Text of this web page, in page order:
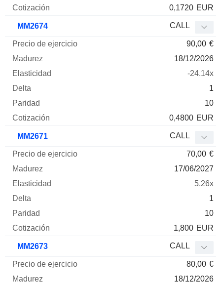
0,1720 EUR
MM2674 CALL
90,00 €
18/12/2026
-24.14x
1
10
0,4800 EUR
MM2671 CALL
70,00 €
17/06/2027
5.26x
1
10
1,800 EUR
MM2673 CALL
80,00 €
18/12/2026